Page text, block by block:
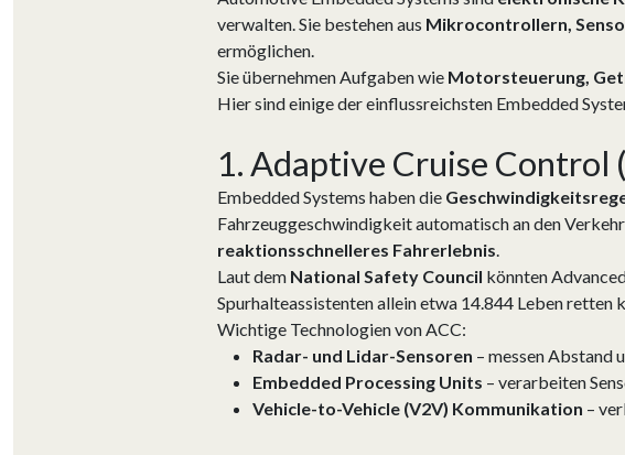
verwalten. Sie bestehen aus Mikrocontrollern,
ermöglichen.
Sie übernehmen Aufgaben wie Motorsteuerung,
Hier sind einige der einflussreichsten Embedded
1. Adaptive Cruise Control
Embedded Systems haben die
Fahrzeuggeschwindigkeit automatisch an den
reaktionsschnelleres Fahrerlebnis.
Laut dem National Safety Council könnten
Spurhalteassistenten allein etwa 14.844 Leben retten
Wichtige Technologien von ACC:
Radar- und Lidar-Sensoren – messen Abstand
Embedded Processing Units – verarbeiten
Vehicle-to-Vehicle (V2V) Kommunikation –